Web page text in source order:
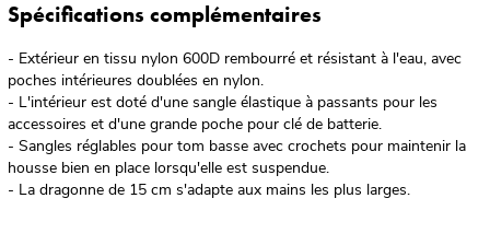
Spécifications complémentaires
- Extérieur en tissu nylon 600D rembourré et résistant à l'eau, avec
poches intérieures doublées en nylon.
- L'intérieur est doté d'une sangle élastique à passants pour les
accessoires et d'une grande poche pour clé de batterie.
- Sangles réglables pour tom basse avec crochets pour maintenir la
housse bien en place lorsqu'elle est suspendue.
- La dragonne de 15 cm s'adapte aux mains les plus larges.